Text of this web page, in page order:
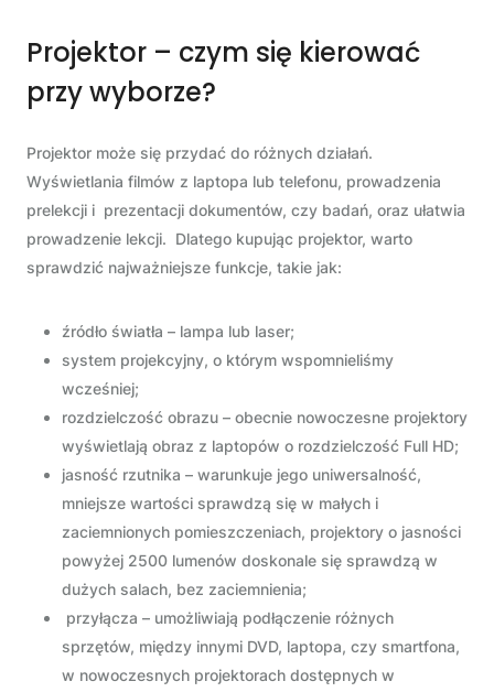
Projektor – czym się kierować
przy wyborze?
Projektor może się przydać do różnych działań.
Wyświetlania filmów z laptopa lub telefonu, prowadzenia
prelekcji i prezentacji dokumentów, czy badań, oraz ułatwia
prowadzenie lekcji. Dlatego kupując projektor, warto
sprawdzić najważniejsze funkcje, takie jak:
źródło światła – lampa lub laser;
system projekcyjny, o którym wspomnieliśmy
wcześniej;
rozdzielczość obrazu – obecnie nowoczesne projektory
wyświetlają obraz z laptopów o rozdzielczość Full HD;
jasność rzutnika – warunkuje jego uniwersalność,
mniejsze wartości sprawdzą się w małych i
zaciemnionych pomieszczeniach, projektory o jasności
powyżej 2500 lumenów doskonale się sprawdzą w
dużych salach, bez zaciemnienia;
przyłącza – umożliwiają podłączenie różnych
sprzętów, między innymi DVD, laptopa, czy smartfona,
w nowoczesnych projektorach dostępnych w